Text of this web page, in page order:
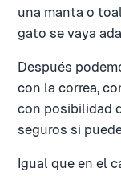
una manta o
gato se vaya
Después
con la correa,
con posibilidad
seguros si
Igual que en el